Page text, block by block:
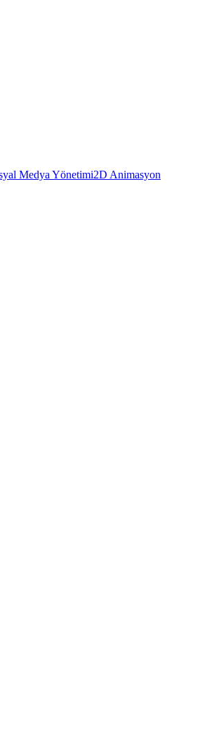
Medya Yönetimi2D Animasyon